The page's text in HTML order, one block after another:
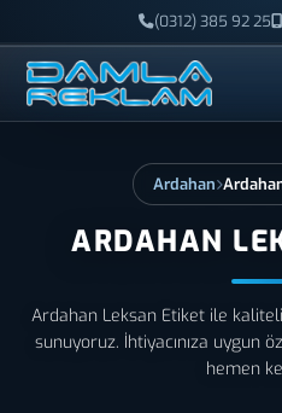
(0312) 385 92 25
Ardahan
ARDAHAN
Ardahan Leksan Etiket ile
sunuyoruz. İhtiyacınıza uygun
hemen